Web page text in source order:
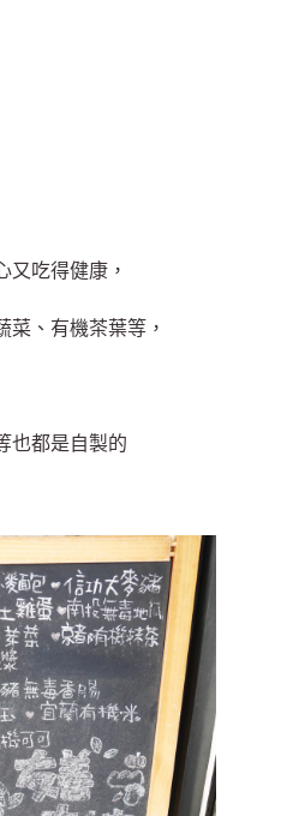
又吃得健康，
菜、有機茶葉等，
也都是自製的